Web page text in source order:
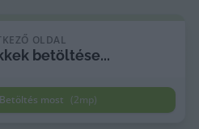
OLDAL
betöltése...
Betöltés most (2mp)